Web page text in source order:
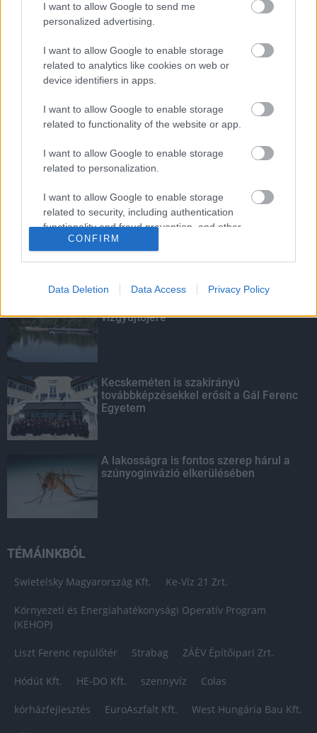
I want to allow Google to send me
personalized advertising.
I want to allow Google to enable storage
related to analytics like cookies on web or
device identifiers in apps.
I want to allow Google to enable storage
related to functionality of the website or app.
I want to allow Google to enable storage
related to personalization.
I want to allow Google to enable storage
related to security, including authentication
functionality and fraud prevention, and other
user protection.
CONFIRM
Data Deletion Data Access Privacy Policy
Indul a diákok pénzügyi ismereteit
erősítő Pénz7 programsorozat
Budapest-Pécs, Budapest-Szolnok:
gyorsabb és biztonságosabb lett a vasút
fennakadás nélkül a Híd-csoport
vízgyűjtőjére
Kecskeméten is szakirányú
továbbképzésekkel erősít a Gál Ferenc
Egyetem
A lakosságra is fontos szerep hárul a
szúnyoginvázió elkerülésében
TÉMÁINKBÓL
Swietelsky Magyarország Kft. Ke-Víz 21 Zrt.
Környezeti és Energiahatékonysági Operatív Program
(KEHOP)
Liszt Ferenc repülőtér Strabag ZÁÉV Építőipari Zrt.
Hódút Kft. HE-DO Kft. szennyvíz Colas
kórházfejlesztés EuroAszfalt Kft. West Hungária Bau Kft.